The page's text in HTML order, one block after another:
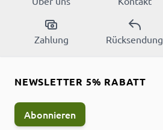
Zahlung Rücksendung
NEWSLETTER 5% RABATT
Abonnieren